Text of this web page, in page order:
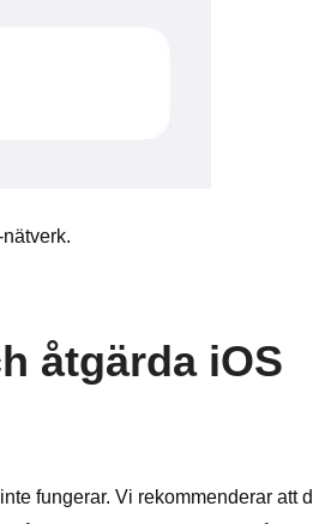
åtgärda iOS
fungerar. Vi rekommenderar att